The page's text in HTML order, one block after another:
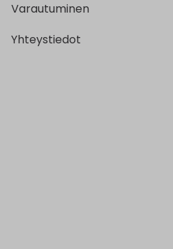
Varautuminen
Yhteystiedot